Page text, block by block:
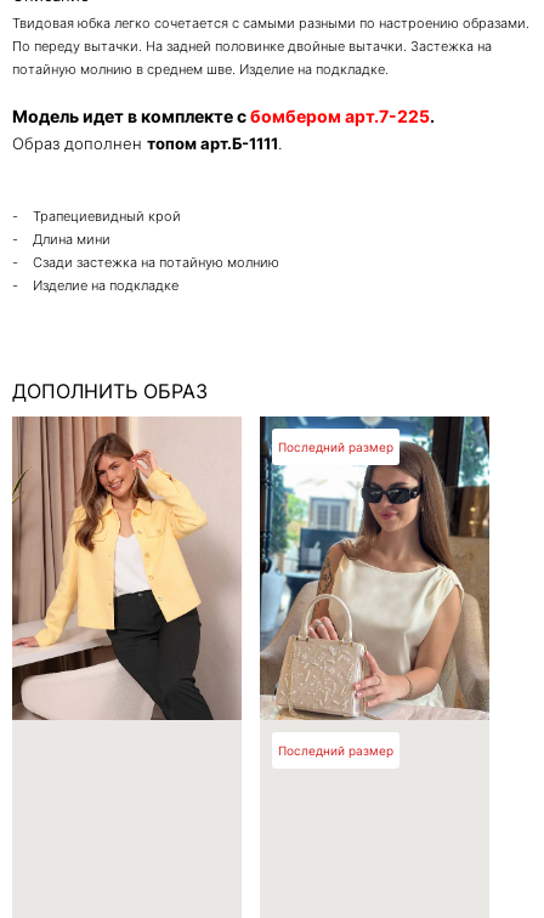
Твидовая юбка легко сочетается с самыми разными по настроению образами.
По переду вытачки. На задней половинке двойные вытачки. Застежка на
потайную молнию в среднем шве. Изделие на подкладке.
Модель идет в комплекте сбомбером арт.7-225.
Образ дополнен топом арт.Б-1111.
- Трапециевидный крой
- Длина мини
- Сзади застежка на потайную молнию
- Изделие на подкладке
ДОПОЛНИТЬ ОБРАЗ
Последний размер
Последний размер